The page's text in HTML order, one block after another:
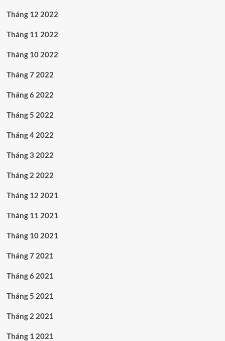
Tháng 12 2022
Tháng 11 2022
Tháng 10 2022
Tháng 7 2022
Tháng 6 2022
Tháng 5 2022
Tháng 4 2022
Tháng 3 2022
Tháng 2 2022
Tháng 12 2021
Tháng 11 2021
Tháng 10 2021
Tháng 7 2021
Tháng 6 2021
Tháng 5 2021
Tháng 2 2021
Tháng 1 2021